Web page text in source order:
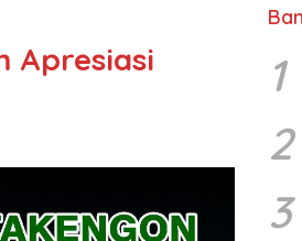
Apresiasi
1
2
3